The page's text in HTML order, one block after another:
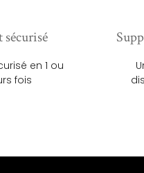
sécurisé
en 1 ou
fois